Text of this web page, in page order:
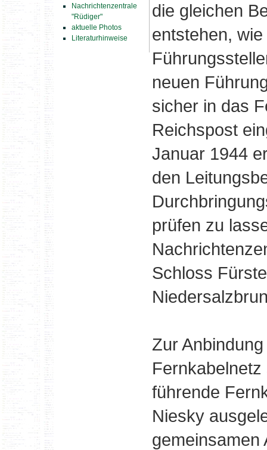
Nachrichtenzentrale
"Rüdiger"
aktuelle Photos
Literaturhinweise
die gleichen
entstehen,
neuen
sicher in das
Reichspost
Januar 1944
den
prüfen zu
Schloss
Zur
führende
Niesky
gemeinsamen